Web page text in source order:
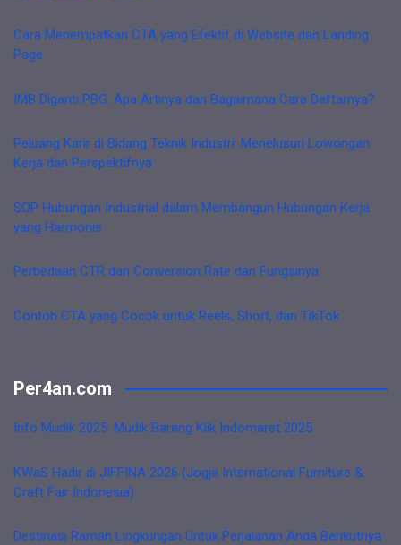
Cara Menempatkan CTA yang Efektif di Website dan Landing
Page
IMB Diganti PBG: Apa Artinya dan Bagaimana Cara Daftarnya?
Peluang Karir di Bidang Teknik Industri: Menelusuri Lowongan
Kerja dan Perspektifnya
SOP Hubungan Industrial dalam Membangun Hubungan Kerja
yang Harmonis
Perbedaan CTR dan Conversion Rate dan Fungsinya
Contoh CTA yang Cocok untuk Reels, Short, dan TikTok
Per4an.com
Info Mudik 2025: Mudik Bareng Klik Indomaret 2025
KWaS Hadir di JIFFINA 2026 (Jogja International Furniture &
Craft Fair Indonesia)
Destinasi Ramah Lingkungan Untuk Perjalanan Anda Berikutnya